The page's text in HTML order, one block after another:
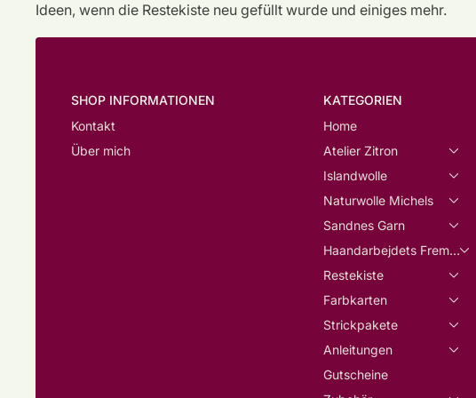
Ideen, wenn die Restekiste neu gefüllt wurde und einiges mehr.
SHOP INFORMATIONEN
Kontakt
Über mich
KATEGORIEN
Home
Atelier Zitron
Islandwolle
Naturwolle Michels
Sandnes Garn
Haandarbejdets Fremme
Restekiste
Farbkarten
Strickpakete
Anleitungen
Gutscheine